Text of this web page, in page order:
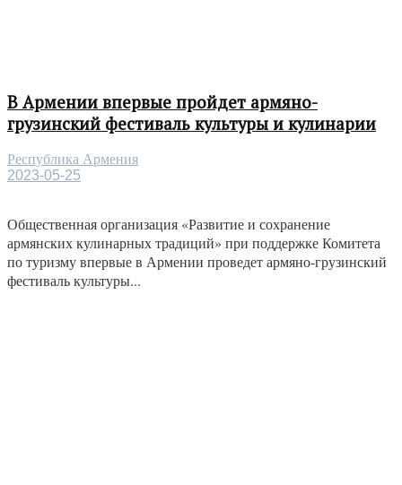
В Армении впервые пройдет армяно-
грузинский фестиваль культуры и кулинарии
Республика Армения
2023-05-25
Общественная организация «Развитие и сохранение
армянских кулинарных традиций» при поддержке Комитета
по туризму впервые в Армении проведет армяно-грузинский
фестиваль культуры...